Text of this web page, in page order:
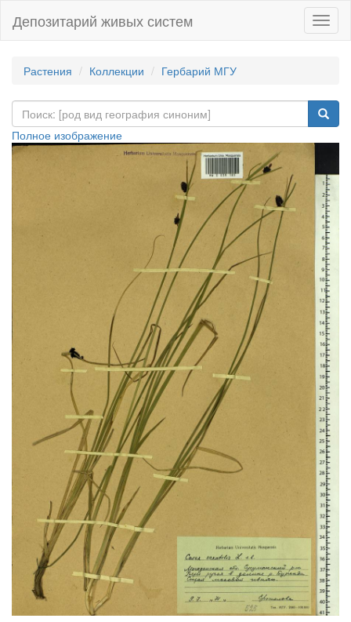
Депозитарий живых систем
Растения Коллекции Гербарий МГУ
Полное изображение